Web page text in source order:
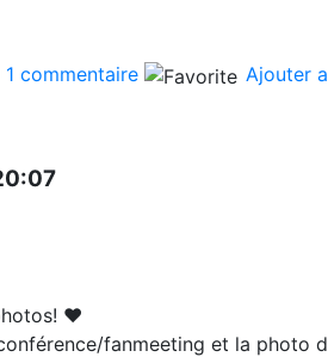
1 commentaire Ajouter
♥
fanmeeting et la photo